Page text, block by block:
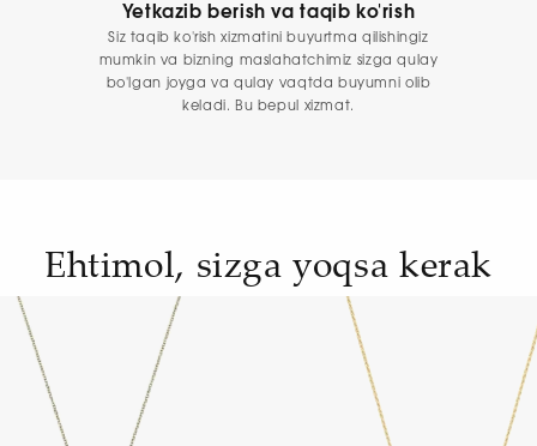
Yetkazib berish va taqib ko'rish
Siz taqib ko'rish xizmatini buyurtma qilishingiz
mumkin va bizning maslahatchimiz sizga qulay
bo'lgan joyga va qulay vaqtda buyumni olib
keladi. Bu bepul xizmat.
Ehtimol, sizga yoqsa kerak